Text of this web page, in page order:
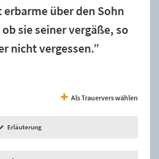
erbarme über den Sohn
sie seiner vergäße, so
nicht vergessen.”
Als Trauervers wählen
Erläuterung